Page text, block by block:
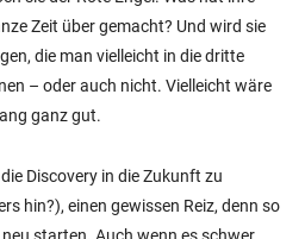
Zeit über gemacht? Und wird sie
die man vielleicht in die dritte
– oder auch nicht. Vielleicht wäre
ganz gut.
Discovery in die Zukunft zu
hin?), einen gewissen Reiz, denn so